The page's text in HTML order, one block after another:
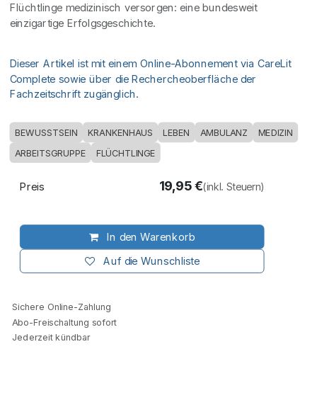
Flüchtlinge medizinisch versorgen: eine bundesweit
einzigartige Erfolgsgeschichte.
Dieser Artikel ist mit einem Online-Abonnement via CareLit
Complete sowie über die Rechercheoberfläche der
Fachzeitschrift zugänglich.
BEWUSSTSEIN KRANKENHAUS LEBEN AMBULANZ MEDIZIN
ARBEITSGRUPPE FLÜCHTLINGE
In den Warenkorb
Auf die Wunschliste
Preis 19,95€(inkl. Steuern)
Sichere Online-Zahlung
Abo-Freischaltung sofort
Jederzeit kündbar